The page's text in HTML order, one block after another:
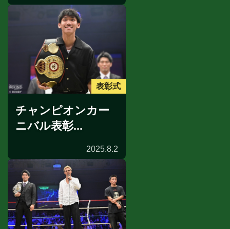
表彰式
チャンピオンカー
ニバル表彰...
2025.8.2